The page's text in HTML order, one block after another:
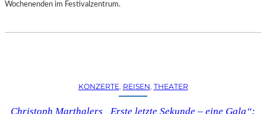
W
Wochenenden im Festivalzentrum.
KONZERTE, REISEN THEATER
Christoph Marthalers „Erste letzte Sekunde – eine Gala“: